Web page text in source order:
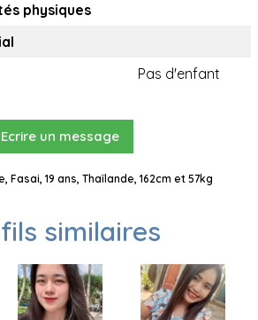
physiques
Pas d'enfant
Ecrire un message
Fasai, 19 ans, Thaïlande, 162cm et 57kg
similaires